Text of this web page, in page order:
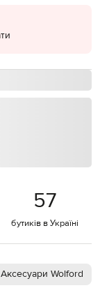
57
бутиків в Україні
Аксесуари Wolford